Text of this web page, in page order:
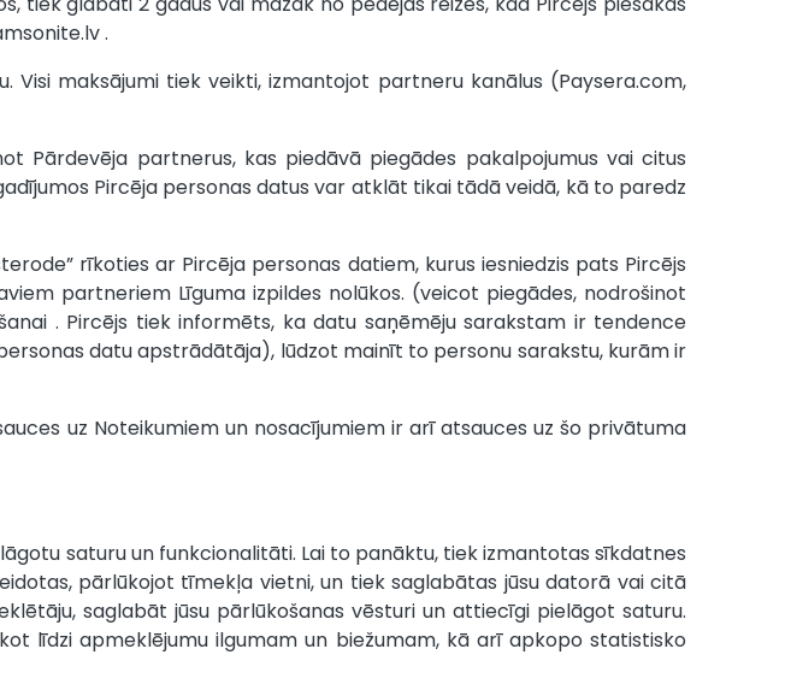
.
Visi maksājumi tiek veikti, izmantojot partneru kanālus (Paysera.com,
Pārdevēja partnerus, kas piedāvā piegādes pakalpojumus vai citus
Pircēja personas datus var atklāt tikai tādā veidā, kā to paredz
rīkoties ar Pircēja personas datiem, kurus iesniedzis pats Pircējs
partneriem Līguma izpildes nolūkos. (veicot piegādes, nodrošinot
. Pircējs tiek informēts, ka datu saņēmēju sarakstam ir tendence
datu apstrādātāja), lūdzot mainīt to personu sarakstu, kurām ir
uz Noteikumiem un nosacījumiem ir arī atsauces uz šo privātuma
saturu un funkcionalitāti. Lai to panāktu, tiek izmantotas sīkdatnes
pārlūkojot tīmekļa vietni, un tiek saglabātas jūsu datorā vai citā
saglabāt jūsu pārlūkošanas vēsturi un attiecīgi pielāgot saturu.
līdzi apmeklējumu ilgumam un biežumam, kā arī apkopo statistisko